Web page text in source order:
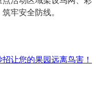
牢安全防线。
让您的果园远离鸟害！